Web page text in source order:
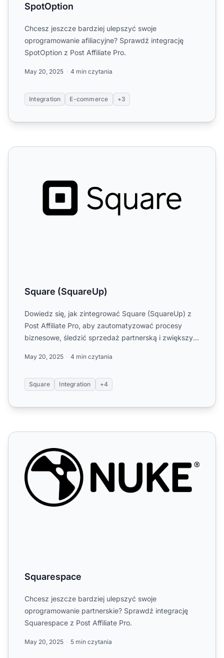
SpotOption
Chcesz jeszcze bardziej ulepszyć swoje
oprogramowanie afiliacyjne? Sprawdź integrację
SpotOption z Post Affiliate Pro.
May 20, 2025 4 min czytania
Integration E-commerce +3
Square (SquareUp)
Square (SquareUp)
Dowiedz się, jak zintegrować Square (SquareUp) z
Post Affiliate Pro, aby zautomatyzować procesy
biznesowe, śledzić sprzedaż partnerską i zwiększyć
May 20, 2025 4 min czytania
Square Integration +4
Squarespace
Squarespace
Chcesz jeszcze bardziej ulepszyć swoje
oprogramowanie partnerskie? Sprawdź integrację
Squarespace z Post Affiliate Pro.
May 20, 2025 5 min czytania